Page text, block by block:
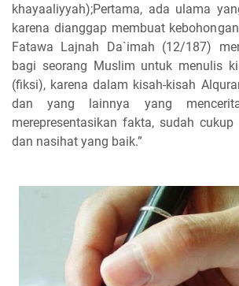
khayaaliyyah);Pertama, ada ulama
karena dianggap membuat
Fatawa Lajnah Da`imah (12/187)
bagi seorang Muslim untuk menulis
(fiksi), karena dalam kisah-kisah
dan yang lainnya yang
merepresentasikan fakta, sudah
dan nasihat yang baik.”